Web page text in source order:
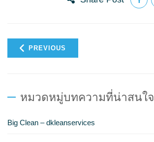
PREVIOUS
หมวดหมู่บทความที่น่าสนใจ
Big Clean – dkleanservices